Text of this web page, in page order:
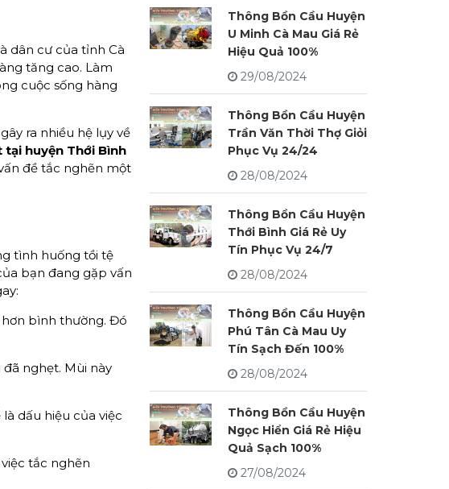
dân cư của tỉnh Cà
tăng cao. Làm
cuộc sống hàng
ra nhiều hệ lụy về
huyện Thới Bình
đề tắc nghẽn một
tình huống tồi tệ
bạn đang gặp vấn
bình thường. Đó
nghẹt. Mùi này
dấu hiệu của việc
tắc nghẽn
Thông Bồn Cầu Huyện
U Minh Cà Mau Giá Rẻ
Hiệu Quả 100%
29/08/2024
Thông Bồn Cầu Huyện
Trần Văn Thời Thợ Giỏi
Phục Vụ 24/24
28/08/2024
Thông Bồn Cầu Huyện
Thới Bình Giá Rẻ Uy
Tín Phục Vụ 24/7
28/08/2024
Thông Bồn Cầu Huyện
Phú Tân Cà Mau Uy
Tín Sạch Đến 100%
28/08/2024
Thông Bồn Cầu Huyện
Ngọc Hiển Giá Rẻ Hiệu
Quả Sạch 100%
27/08/2024